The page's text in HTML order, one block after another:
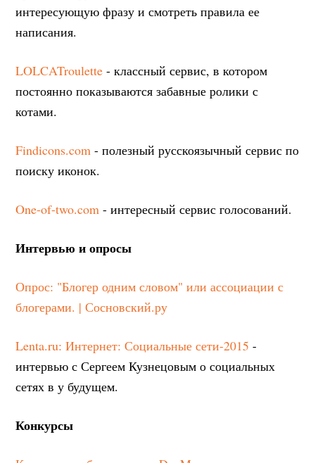
интересующую фразу и смотреть правила ее
написания.
LOLCATroulette - классный сервис, в котором
постоянно показываются забавные ролики с
котами.
Findicons.com - полезный русскоязычный сервис по
поиску иконок.
One-of-two.com - интересный сервис голосований.
Интервью и опросы
Опрос: "Блогер одним словом" или ассоциации с
блогерами. | Сосновский.ру
Lenta.ru: Интернет: Социальные сети-2015 -
интервью с Сергеем Кузнецовым о социальных
сетях в у будущем.
Конкурсы